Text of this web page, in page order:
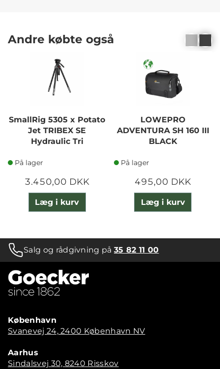
Andre købte også
SmallRig 5305 x Potato
Jet TRIBEX SE
Hydraulic Tri
På lager
3.450,00 DKK
Læg i kurv
LOWEPRO
ADVENTURA SH 160 III
BLACK
På lager
495,00 DKK
Læg i kurv
Salg og rådgivning på35 82 11 00
København
Svanevej 24, 2400 København NV
Aarhus
Sindalsvej 30, 8240 Risskov